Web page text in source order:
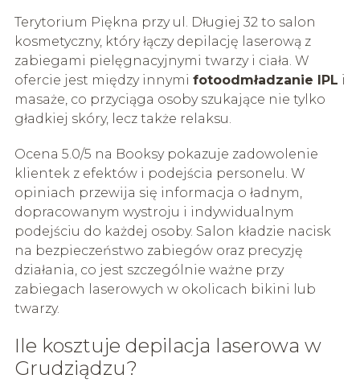
Terytorium Piękna przy ul. Długiej 32 to salon
kosmetyczny, który łączy depilację laserową z
zabiegami pielęgnacyjnymi twarzy i ciała. W
ofercie jest między innymi fotoodmładzanie IPL i
masaże, co przyciąga osoby szukające nie tylko
gładkiej skóry, lecz także relaksu.
Ocena 5.0/5 na Booksy pokazuje zadowolenie
klientek z efektów i podejścia personelu. W
opiniach przewija się informacja o ładnym,
dopracowanym wystroju i indywidualnym
podejściu do każdej osoby. Salon kładzie nacisk
na bezpieczeństwo zabiegów oraz precyzję
działania, co jest szczególnie ważne przy
zabiegach laserowych w okolicach bikini lub
twarzy.
Ile kosztuje depilacja laserowa w
Grudziądzu?